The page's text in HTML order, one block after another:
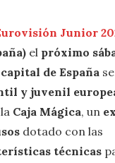
Junior
el próximo
capital de España
y juvenil
Caja Mágica, un
dotado con las
técnicas